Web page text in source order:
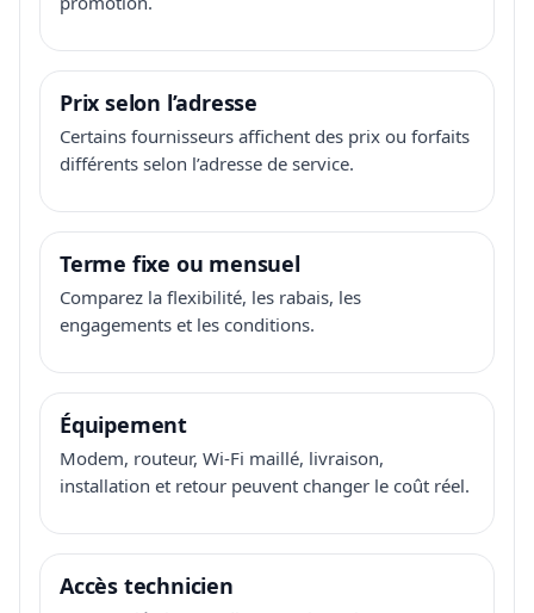
Prix selon l’adresse
Certains fournisseurs affichent des prix ou forfaits
différents selon l’adresse de service.
Terme fixe ou mensuel
Comparez la flexibilité, les rabais, les
engagements et les conditions.
Équipement
Modem, routeur, Wi-Fi maillé, livraison,
installation et retour peuvent changer le coût réel.
Accès technicien